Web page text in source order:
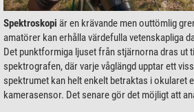
Spektroskopi är en krävande men outtömlig
amatörer kan erhålla värdefulla vetenskapliga
Det punktformiga ljuset från stjärnorna dras ut
spektrografen, där varje våglängd upptar ett
spektrumet kan helt enkelt betraktas i okularet
kamerasensor. Det senare gör det möjligt att